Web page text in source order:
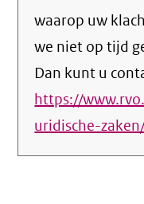
waarop uw
we niet op tijd
Dan kunt u
https://
uridische-